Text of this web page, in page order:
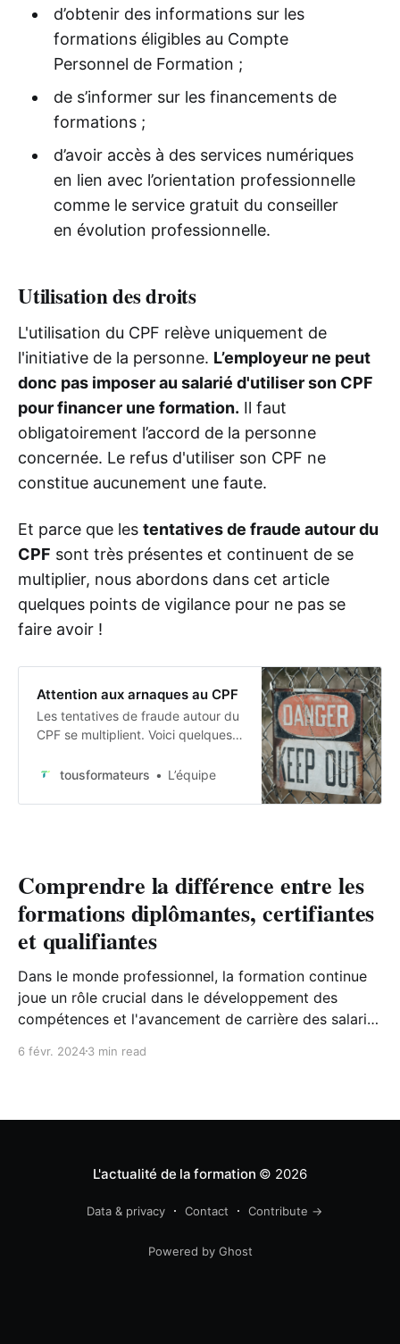
d’obtenir des informations sur les
formations éligibles au Compte
Personnel de Formation ;
de s’informer sur les financements de
formations ;
d’avoir accès à des services numériques
en lien avec l’orientation professionnelle
comme le service gratuit du conseiller
en évolution professionnelle.
Utilisation des droits
L'utilisation du CPF relève uniquement de
l'initiative de la personne. L’employeur ne peut
donc pas imposer au salarié d'utiliser son CPF
pour financer une formation. Il faut
obligatoirement l’accord de la personne
concernée. Le refus d'utiliser son CPF ne
constitue aucunement une faute.
Et parce que les tentatives de fraude autour du
CPF sont très présentes et continuent de se
multiplier, nous abordons dans cet article
quelques points de vigilance pour ne pas se
faire avoir !
Attention aux arnaques au CPF
Les tentatives de fraude autour du
CPF se multiplient. Voici quelques
vous faire avoir !
tousformateurs L’équipe
Comprendre la différence entre les
formations diplômantes, certifiantes
et qualifiantes
Dans le monde professionnel, la formation continue
joue un rôle crucial dans le développement des
compétences et l'avancement de carrière des salariés
au long de sa vie professionnelle et, oui le plan de
6 févr. 20243 min read
L'actualité de la formation © 2026
Data & privacy Contact Contribute →
Powered by Ghost